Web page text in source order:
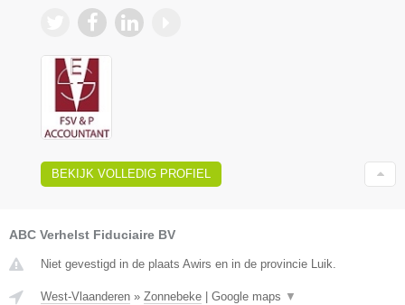
BEKIJK VOLLEDIG PROFIEL
ABC Verhelst Fiduciaire BV
Niet gevestigd in de plaats Awirs en in de provincie Luik.
West-Vlaanderen » Zonnebeke Google maps ▼